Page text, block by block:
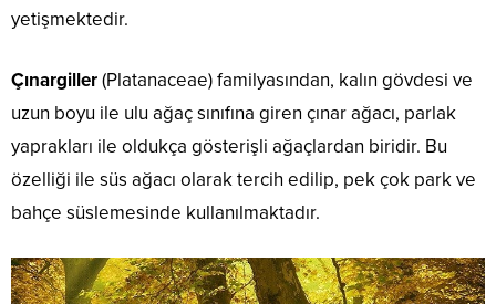
yetişmektedir.
Çınargiller(Platanaceae) familyasından, kalın gövdesi ve
uzun boyu ile ulu ağaç sınıfına giren çınar ağacı, parlak
yaprakları ile oldukça gösterişli ağaçlardan biridir. Bu
özelliği ile süs ağacı olarak tercih edilip, pek çok park ve
bahçe süslemesinde kullanılmaktadır.